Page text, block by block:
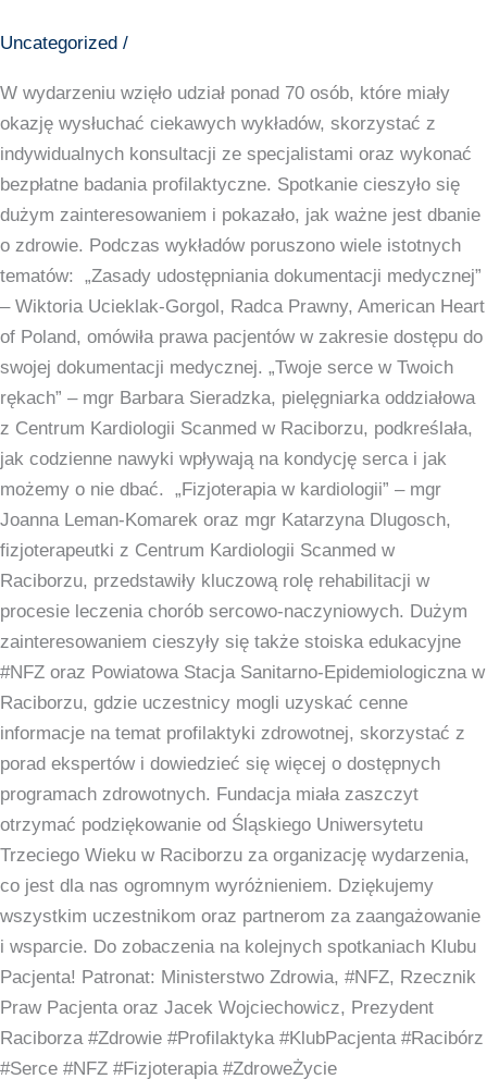
Uncategorized /
W wydarzeniu wzięło udział ponad 70 osób, które miały
okazję wysłuchać ciekawych wykładów, skorzystać z
indywidualnych konsultacji ze specjalistami oraz wykonać
bezpłatne badania profilaktyczne. Spotkanie cieszyło się
dużym zainteresowaniem i pokazało, jak ważne jest dbanie
o zdrowie. Podczas wykładów poruszono wiele istotnych
tematów: „Zasady udostępniania dokumentacji medycznej”
– Wiktoria Ucieklak-Gorgol, Radca Prawny, American Heart
of Poland, omówiła prawa pacjentów w zakresie dostępu do
swojej dokumentacji medycznej. „Twoje serce w Twoich
rękach” – mgr Barbara Sieradzka, pielęgniarka oddziałowa
z Centrum Kardiologii Scanmed w Raciborzu, podkreślała,
jak codzienne nawyki wpływają na kondycję serca i jak
możemy o nie dbać. „Fizjoterapia w kardiologii” – mgr
Joanna Leman-Komarek oraz mgr Katarzyna Dlugosch,
fizjoterapeutki z Centrum Kardiologii Scanmed w
Raciborzu, przedstawiły kluczową rolę rehabilitacji w
procesie leczenia chorób sercowo-naczyniowych. Dużym
zainteresowaniem cieszyły się także stoiska edukacyjne
#NFZ oraz Powiatowa Stacja Sanitarno-Epidemiologiczna w
Raciborzu, gdzie uczestnicy mogli uzyskać cenne
informacje na temat profilaktyki zdrowotnej, skorzystać z
porad ekspertów i dowiedzieć się więcej o dostępnych
programach zdrowotnych. Fundacja miała zaszczyt
otrzymać podziękowanie od Śląskiego Uniwersytetu
Trzeciego Wieku w Raciborzu za organizację wydarzenia,
co jest dla nas ogromnym wyróżnieniem. Dziękujemy
wszystkim uczestnikom oraz partnerom za zaangażowanie
i wsparcie. Do zobaczenia na kolejnych spotkaniach Klubu
Pacjenta! Patronat: Ministerstwo Zdrowia, #NFZ, Rzecznik
Praw Pacjenta oraz Jacek Wojciechowicz, Prezydent
Raciborza #Zdrowie #Profilaktyka #KlubPacjenta #Racibórz
#Serce #NFZ #Fizjoterapia #ZdroweŻycie
Uniwersytet
Wieku
w
Raciborzu
za
nami!